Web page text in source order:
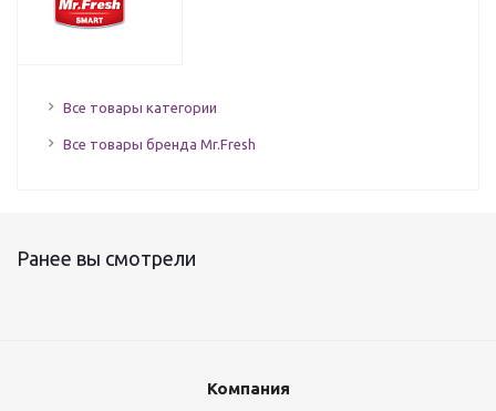
Все товары категории
Все товары бренда Mr.Fresh
Ранее вы смотрели
Компания